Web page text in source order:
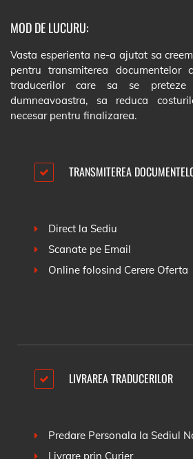
MOD DE LUCURU:
Vasta esperienta ne-a ajutat sa
pentru transmiterea documentelor
traducerilor care sa se
dumneavoastra, sa reduca
necesar pentru finalizarea.
TRANSMITEREA
Direct la Sediu
Scanate pe Email
Online folosind Cerere Oferta
LIVRAREA TRADUCERILOR
Predare Personala la Sediul
Livrare prin Curier